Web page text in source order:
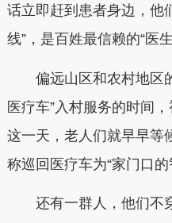
话立即赶到患者身边，他
线”，是百姓最信赖的“医生
偏远山区和农村地区的
医疗车”入村服务的时间
这一天，老人们就早早等
称巡回医疗车为“家门口的
还有一群人，他们不